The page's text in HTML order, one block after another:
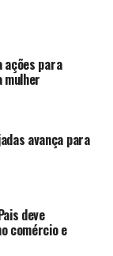
para
mulher
avança para
deve
comércio e